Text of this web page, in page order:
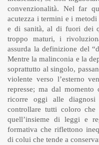
convenzionalità. Nel far
acutezza i termini e i
e di sanità, al di fuori dei
troppo maturi, i
assurda la definizione del
Mentre la malinconia e la
soprattutto al singolo,
violente verso l’esterno
represse; ma dal
ricorre oggi alle
controllare tutti coloro che
quell’insieme di leggi e
formativa che riflettono
di colui che tende a